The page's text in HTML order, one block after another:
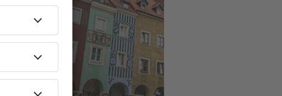
Poznan